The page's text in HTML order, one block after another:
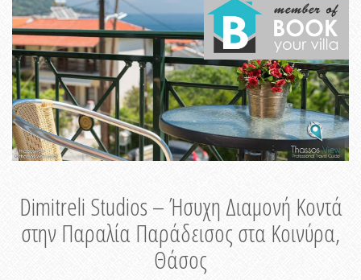
Dimitreli Studios – Ήσυχη Διαμονή Κοντά
στην Παραλία Παράδεισος στα Κοινύρα,
Θάσος